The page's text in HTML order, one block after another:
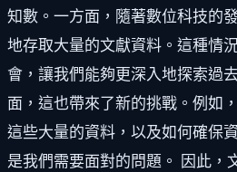
知數。一方面，隨著數位科技的
地存取大量的文獻資料。這種情
會，讓我們能夠更深入地探索過
面，這也帶來了新的挑戰。例如
這些大量的資料，以及如何確保
是我們需要面對的問題。 因此，